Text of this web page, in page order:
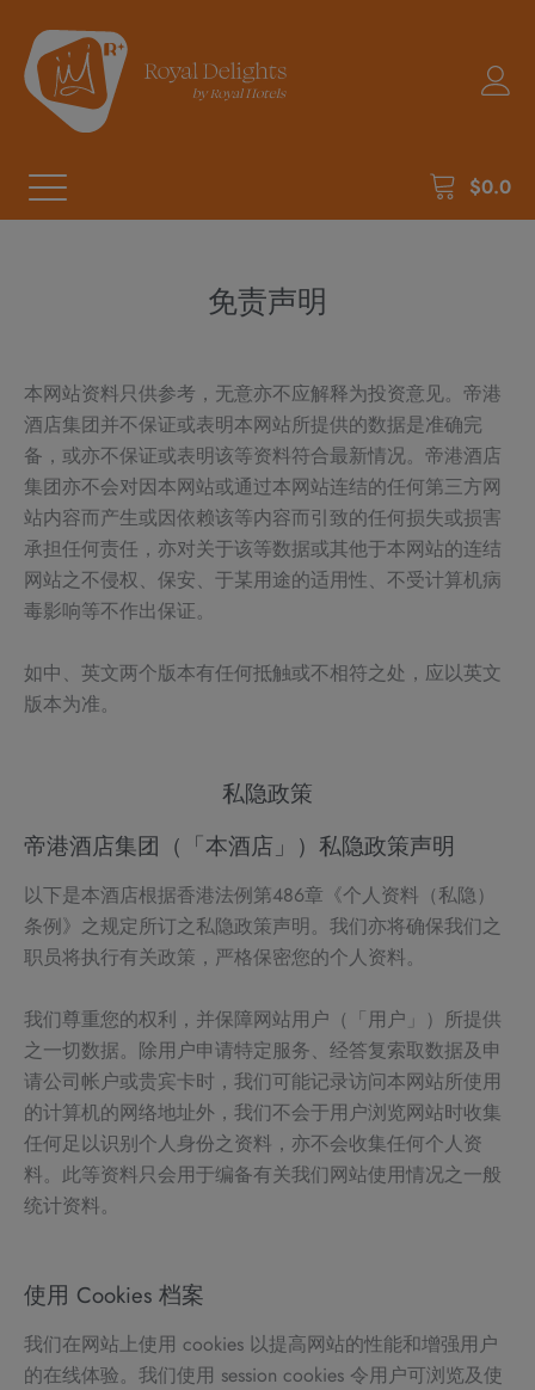
$0.0
免责声明
本网站资料只供参考，无意亦不应解释为投资意见。帝港
酒店集团并不保证或表明本网站所提供的数据是准确完
备，或亦不保证或表明该等资料符合最新情况。帝港酒店
集团亦不会对因本网站或通过本网站连结的任何第三方网
站内容而产生或因依赖该等内容而引致的任何损失或损害
承担任何责任，亦对关于该等数据或其他于本网站的连结
网站之不侵权、保安、于某用途的适用性、不受计算机病
毒影响等不作出保证。
如中、英文两个版本有任何抵触或不相符之处，应以英文
版本为准。
私隐政策
帝港酒店集团（「本酒店」）私隐政策声明
以下是本酒店根据香港法例第486章《个人资料（私隐）
条例》之规定所订之私隐政策声明。我们亦将确保我们之
职员将执行有关政策，严格保密您的个人资料。
我们尊重您的权利，并保障网站用户（「用户」）所提供
之一切数据。除用户申请特定服务、经答复索取数据及申
请公司帐户或贵宾卡时，我们可能记录访问本网站所使用
的计算机的网络地址外，我们不会于用户浏览网站时收集
任何足以识别个人身份之资料，亦不会收集任何个人资
料。此等资料只会用于编备有关我们网站使用情况之一般
统计资料。
使用 Cookies 档案
我们在网站上使用 cookies 以提高网站的性能和增强用户
的在线体验。我们使用 session cookies 令用户可浏览及使